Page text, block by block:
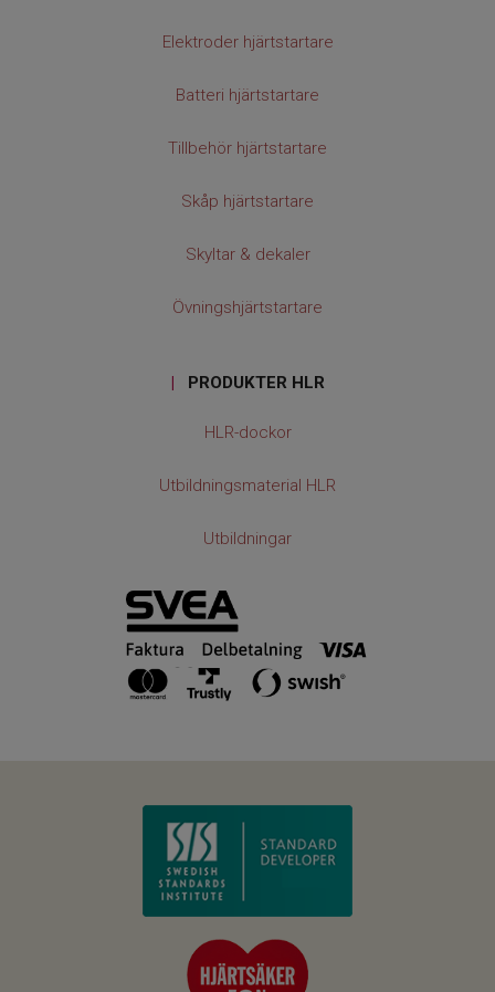
Elektroder hjärtstartare
Batteri hjärtstartare
Tillbehör hjärtstartare
Skåp hjärtstartare
Skyltar & dekaler
Övningshjärtstartare
| PRODUKTER HLR
HLR-dockor
Utbildningsmaterial HLR
Utbildningar